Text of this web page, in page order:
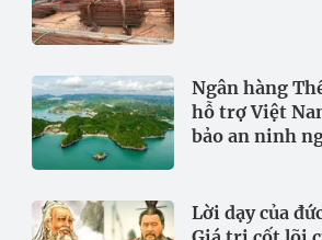
Ngân hàng
hỗ trợ Việt
bảo an ninh
Lời dạy của